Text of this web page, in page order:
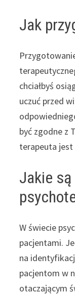
Jak
chciałbyś
uczuć przed
być zgodne z
terapeuta jest
Jakie
W świecie
pacjentami.
na
pacjentom w
otaczającym